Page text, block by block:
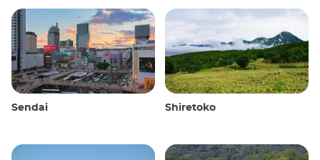
Sendai Shiretoko